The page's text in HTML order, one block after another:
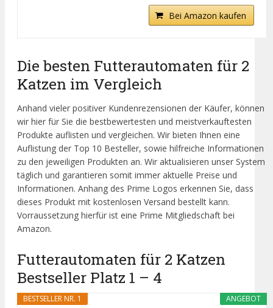
Bei Amazon kaufen
Die besten Futterautomaten für 2
Katzen im Vergleich
Anhand vieler positiver Kundenrezensionen der Käufer, können
wir hier für Sie die bestbewertesten und meistverkauftesten
Produkte auflisten und vergleichen. Wir bieten Ihnen eine
Auflistung der Top 10 Besteller, sowie hilfreiche Informationen
zu den jeweiligen Produkten an. Wir aktualisieren unser System
täglich und garantieren somit immer aktuelle Preise und
Informationen. Anhang des Prime Logos erkennen Sie, dass
dieses Produkt mit kostenlosen Versand bestellt kann.
Vorraussetzung hierfür ist eine Prime Mitgliedschaft bei
Amazon.
Futterautomaten für 2 Katzen
Bestseller Platz 1 – 4
ANGEBOT
BESTSELLER NR. 1